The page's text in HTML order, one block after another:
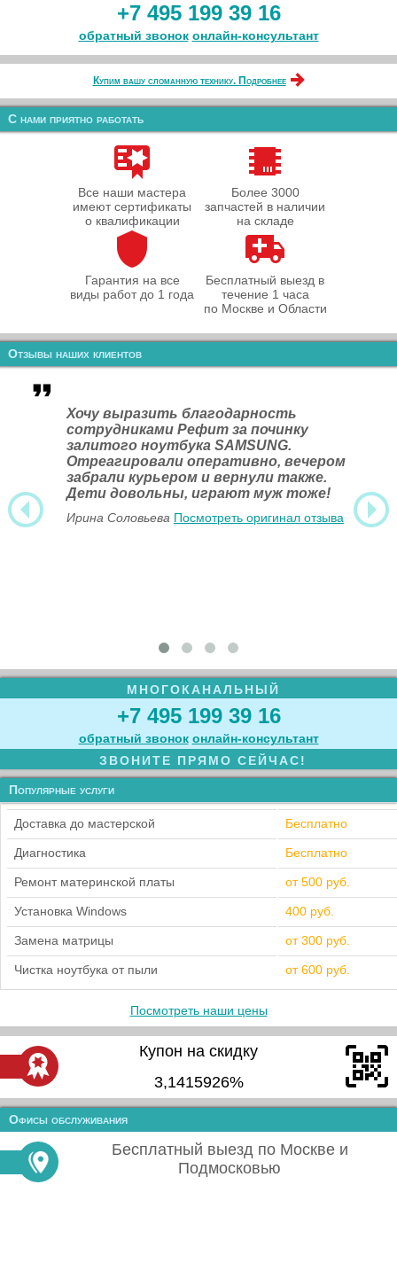
+7 495 199 39 16
обратный звонок онлайн‑консультант
Купим вашу сломанную технику. Подробнее
С нами приятно работать
Все наши мастера
имеют сертификаты
о квалификации
Более 3000
запчастей в наличии
на складе
Гарантия на все
виды работ до 1 года
Бесплатный выезд в
течение 1 часа
по Москве и Области
Отзывы наших клиентов
Хочу выразить благодарность
сотрудниками Рефит за починку
залитого ноутбука SAMSUNG.
Отреагировали оперативно, вечером
забрали курьером и вернули также.
Дети довольны, играют муж тоже!
Ирина Соловьева Посмотреть оригинал отзыва
МНОГОКАНАЛЬНЫЙ
+7 495 199 39 16
обратный звонок онлайн‑консультант
ЗВОНИТЕ ПРЯМО СЕЙЧАС!
Популярные услуги
Доставка до мастерской Бесплатно
Диагностика Бесплатно
Ремонт материнской платы от 500 руб.
Установка Windows 400 руб.
Замена матрицы от 300 руб.
Чистка ноутбука от пыли от 600 руб.
Посмотреть наши цены
Купон на скидку
3,1415926%
Офисы обслуживания
Бесплатный выезд по Москве и
Подмосковью